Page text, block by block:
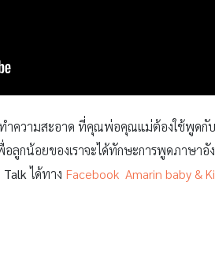
ทำความสะอาด ที่คุณพ่อคุณแม่ต้องใช้พูด
กน้อยของเราจะได้ทักษะการพูดภาษาอั
Talkได้ทาง Facebook Amarin baby &